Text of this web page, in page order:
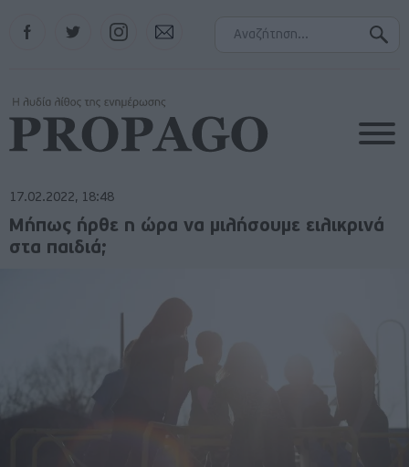
Instagram
17.02.2022, 18:48
Μήπως ήρθε η ώρα να μιλήσουμε ειλικρινά
στα παιδιά;